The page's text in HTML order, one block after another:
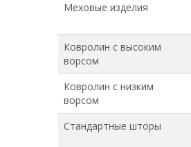
Меховые изделия
Ковролин с высоким
ворсом
Ковролин с низким
ворсом
Стандартные шторы